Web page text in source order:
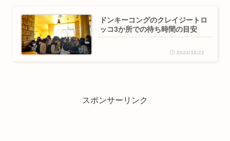
ドンキーコングのクレイジートロ
ッコ3か所での待ち時間の目安
2024/12/22
スポンサーリンク